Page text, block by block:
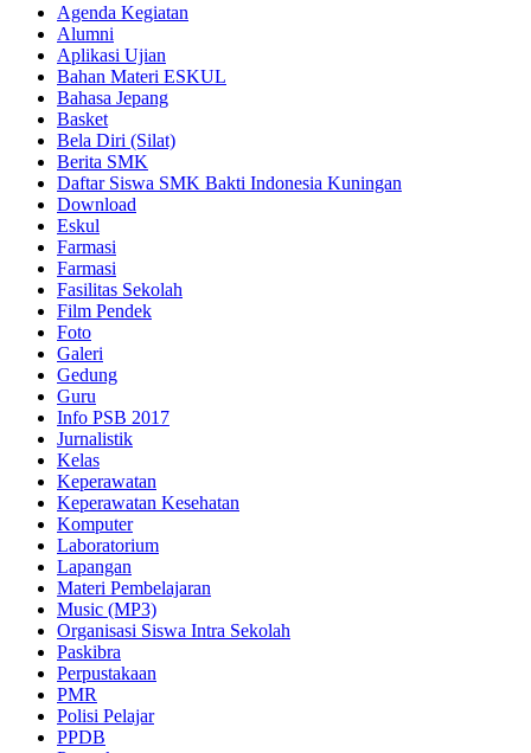
Agenda Kegiatan
Alumni
Aplikasi Ujian
Bahan Materi ESKUL
Bahasa Jepang
Basket
Bela Diri (Silat)
Berita SMK
Daftar Siswa SMK Bakti Indonesia Kuningan
Download
Eskul
Farmasi
Farmasi
Fasilitas Sekolah
Film Pendek
Foto
Galeri
Gedung
Guru
Info PSB 2017
Jurnalistik
Kelas
Keperawatan
Keperawatan Kesehatan
Komputer
Laboratorium
Lapangan
Materi Pembelajaran
Music (MP3)
Organisasi Siswa Intra Sekolah
Paskibra
Perpustakaan
PMR
Polisi Pelajar
PPDB